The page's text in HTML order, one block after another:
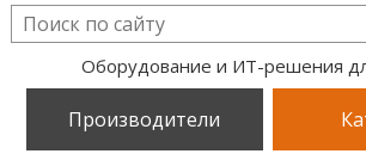
Оборудование и ИТ-решения
Производители